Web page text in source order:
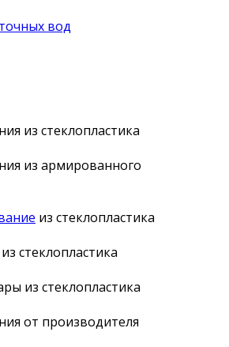
вод
из стеклопластика
из армированного
из стеклопластика
стеклопластика
из стеклопластика
от производителя